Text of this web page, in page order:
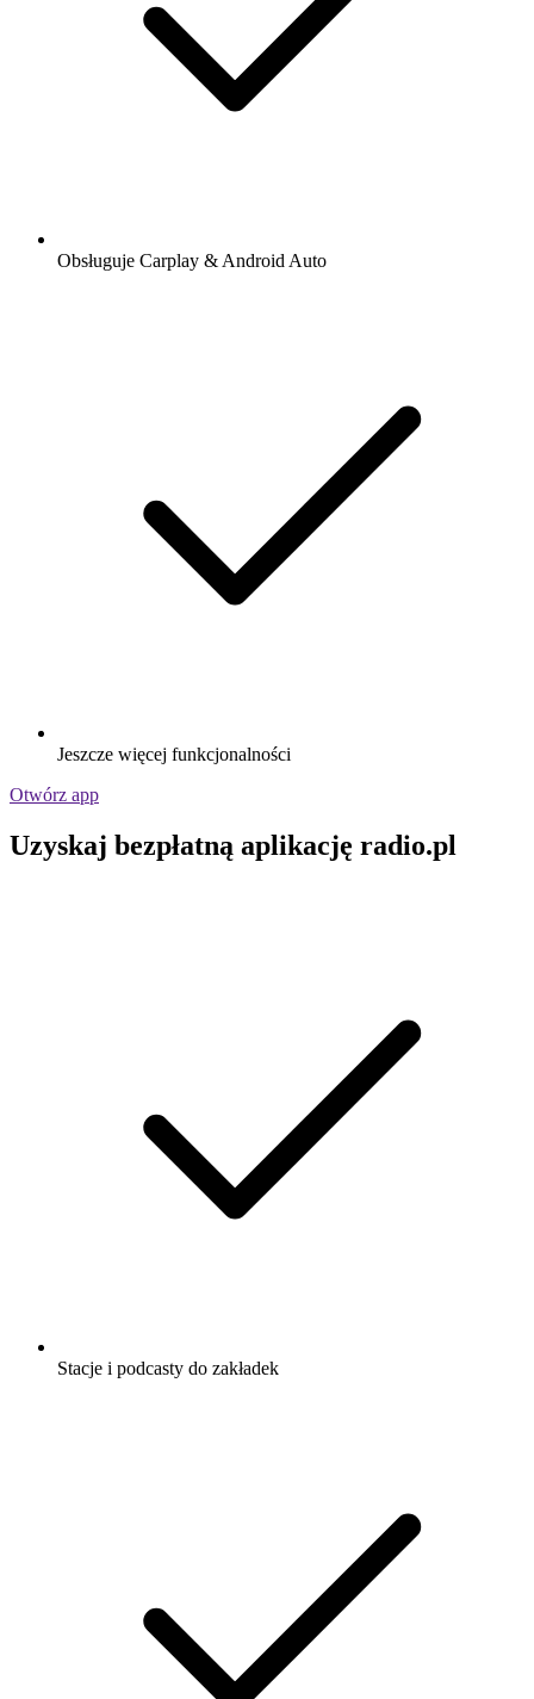
Obsługuje Carplay & Android Auto
Jeszcze więcej funkcjonalności
Otwórz app
Uzyskaj bezpłatną aplikację radio.pl
Stacje i podcasty do zakładek